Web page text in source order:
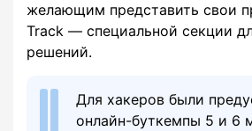
желающим представить свои
Track — специальной секции
решений.
Для хакеров были
онлайн-буткемпы 5 и 6